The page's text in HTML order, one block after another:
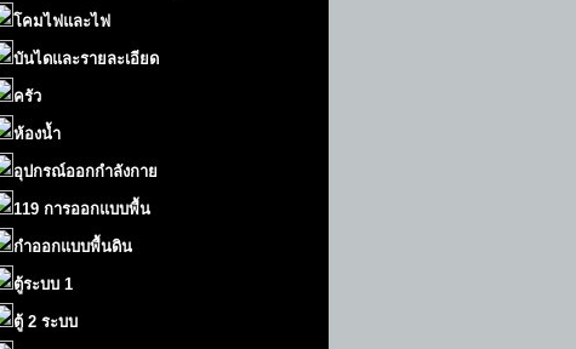
โคมไฟและไฟ
บันไดและรายละเอียด
ครัว
ห้องน้ำ
อุปกรณ์ออกกำลังกาย
119 การออกแบบพื้น
กำออกแบบพื้นดิน
ตู้ระบบ 1
ตู้ 2 ระบบ